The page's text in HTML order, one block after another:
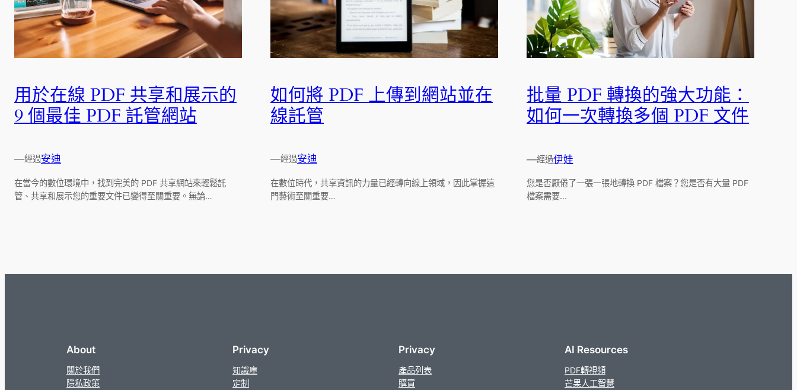
用於在線 PDF 共享和展示的
9 個最佳 PDF 託管網站
—經過安迪
在當今的數位環境中，找到完美的 PDF 共享網站來輕鬆託
管、共享和展示您的重要文件已變得至關重要。無論…
如何將 PDF 上傳到網站並在
線託管
—經過安迪
在數位時代，共享資訊的力量已經轉向線上領域，因此掌握這
門藝術至關重要…
批量 PDF 轉換的強大功能：
如何一次轉換多個 PDF 文件
—經過伊娃
您是否厭倦了一張一張地轉換 PDF 檔案？您是否有大量 PDF
檔案需要...
About
關於我們
隱私政策
Privacy
知識庫
定制
Privacy
產品列表
購買
AI Resources
PDF轉視頻
芒果人工智慧